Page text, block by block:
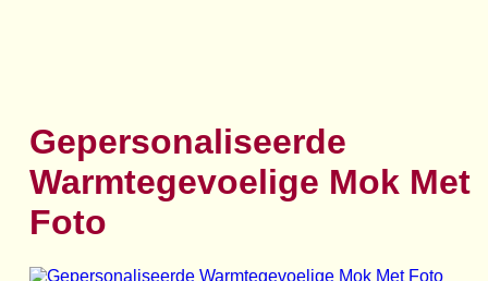
Gepersonaliseerde
Warmtegevoelige Mok Met
Foto